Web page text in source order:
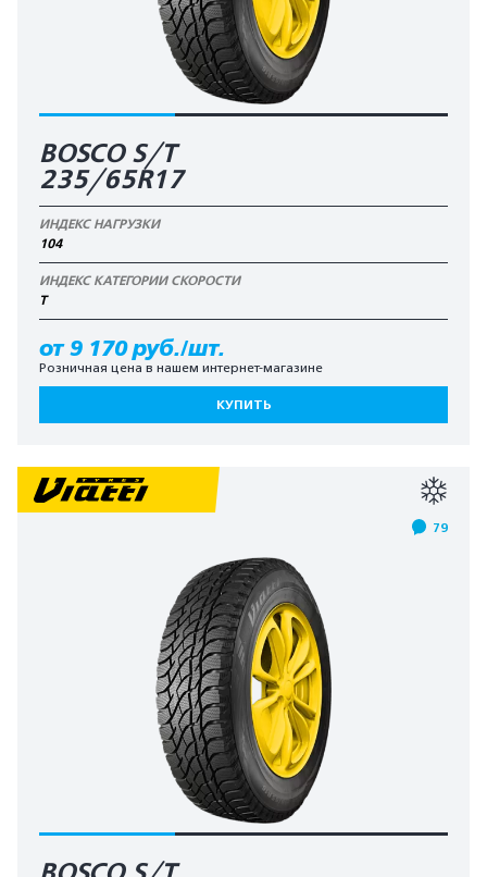
BOSCO S/T
235/65R17
ИНДЕКС НАГРУЗКИ
104
ИНДЕКС КАТЕГОРИИ СКОРОСТИ
T
от 9 170 руб./шт.
Розничная цена в нашем интернет-магазине
КУПИТЬ
79